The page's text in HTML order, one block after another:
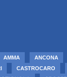
AMMA
ANCONA
CASTROCARO